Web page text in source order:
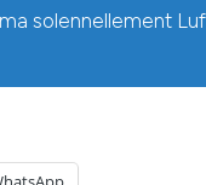
solennellement